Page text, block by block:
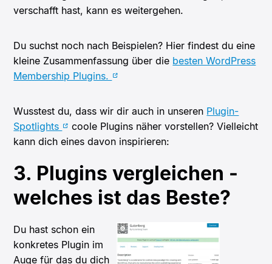
verschafft hast, kann es weitergehen.
Du suchst noch nach Beispielen? Hier findest du eine
kleine Zusammenfassung über die besten WordPress
Membership Plugins.
Wusstest du, dass wir dir auch in unseren Plugin-
Spotlights
coole Plugins näher vorstellen? Vielleicht
kann dich eines davon inspirieren:
3. Plugins vergleichen -
welches ist das Beste?
Du hast schon ein
konkretes Plugin im
Auge für das du dich